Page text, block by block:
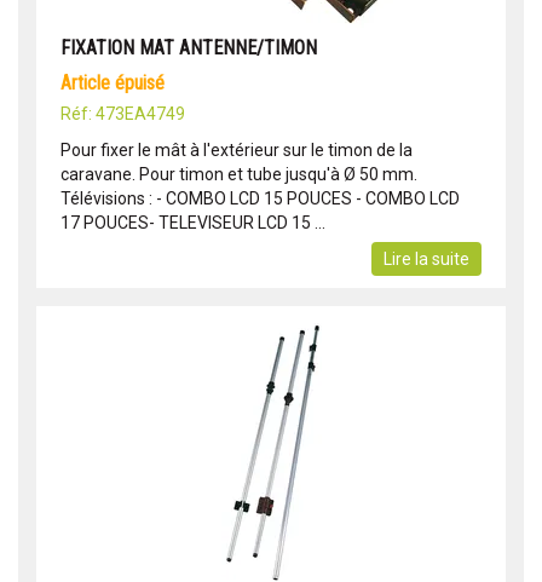
FIXATION MAT ANTENNE/TIMON
article épuisé
Réf: 473EA4749
Pour fixer le mât à l'extérieur sur le timon de la
caravane. Pour timon et tube jusqu'à Ø 50 mm.
Télévisions : - COMBO LCD 15 POUCES - COMBO LCD
17 POUCES- TELEVISEUR LCD 15 ...
Lire la suite